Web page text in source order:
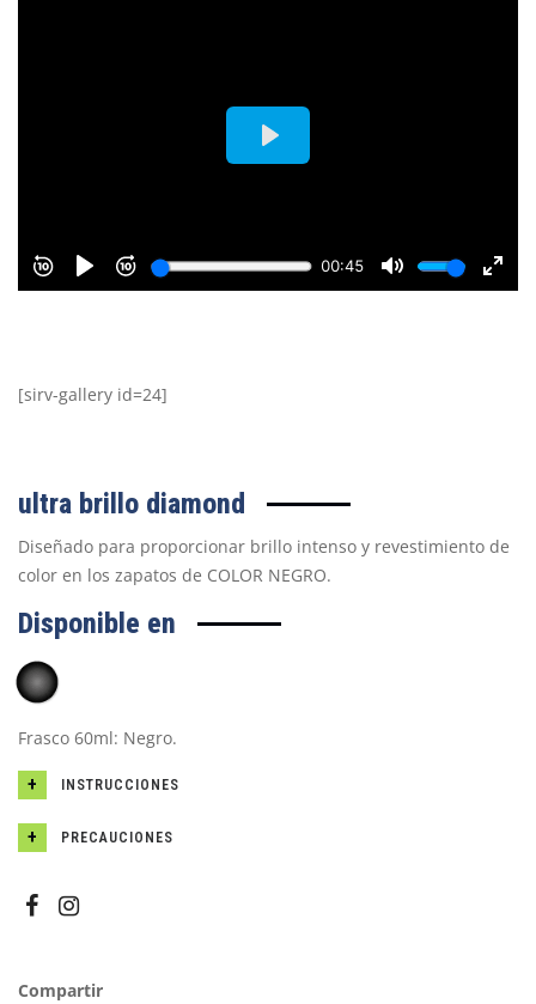
[sirv-gallery id=24]
ultra brillo diamond
Diseñado para proporcionar brillo intenso y revestimiento de
color en los zapatos de COLOR NEGRO.
Disponible en
Frasco 60ml: Negro.
INSTRUCCIONES
PRECAUCIONES
Compartir